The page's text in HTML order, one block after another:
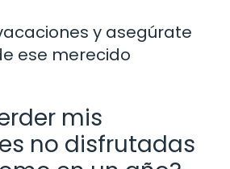
y asegúrate
ese merecido
mis
no disfrutadas